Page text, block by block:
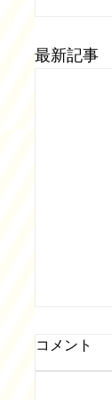
最新記事
５月営
５月の
コメント